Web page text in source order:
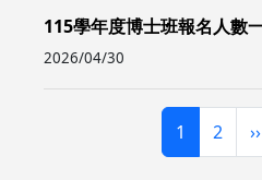
115學年度博士班報名人數
2026/04/30
頁面
1 頁面
2 ››